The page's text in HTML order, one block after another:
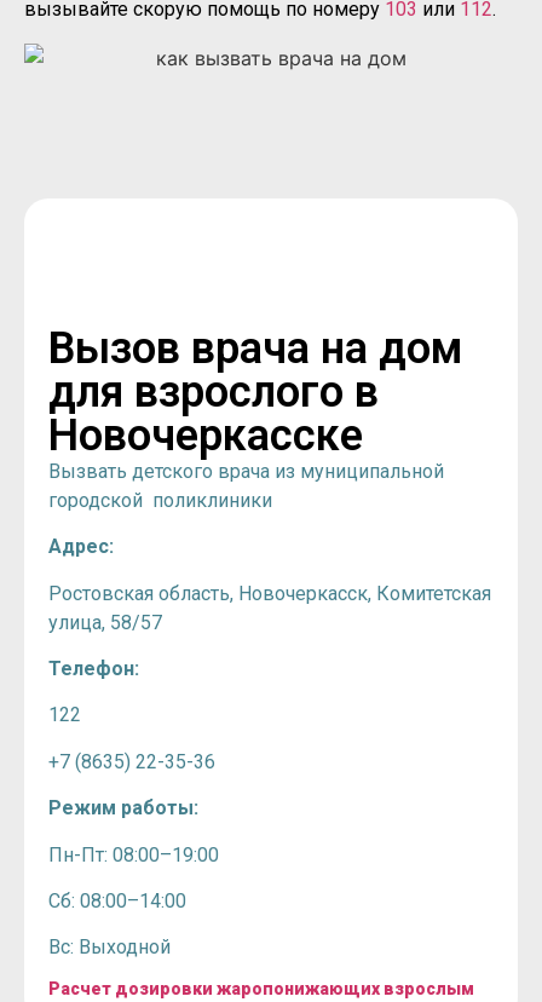
вызывайте скорую помощь по номеру 103 или 112.
Вызов врача на дом
для взрослого в
Новочеркасске
Вызвать детского врача из муниципальной
городской поликлиники
Адрес:
Ростовская область, Новочеркасск, Комитетская
улица, 58/57
Телефон:
122
+7 (8635) 22-35-36
Режим работы:
Пн-Пт: 08:00–19:00
Сб: 08:00–14:00
Вс: Выходной
Расчет дозировки жаропонижающих взрослым